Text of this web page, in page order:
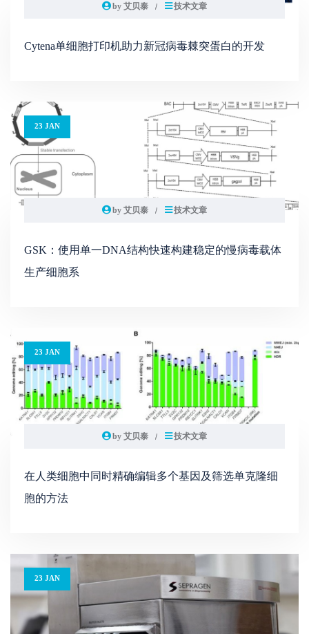
by 艾贝泰 技术文章
Cytena单细胞打印机助力新冠病毒棘突蛋白的开发
23 JAN
by 艾贝泰 技术文章
GSK：使用单一DNA结构快速构建稳定的慢病毒载体
生产细胞系
23 JAN
by 艾贝泰 技术文章
在人类细胞中同时精确编辑多个基因及筛选单克隆细
胞的方法
23 JAN